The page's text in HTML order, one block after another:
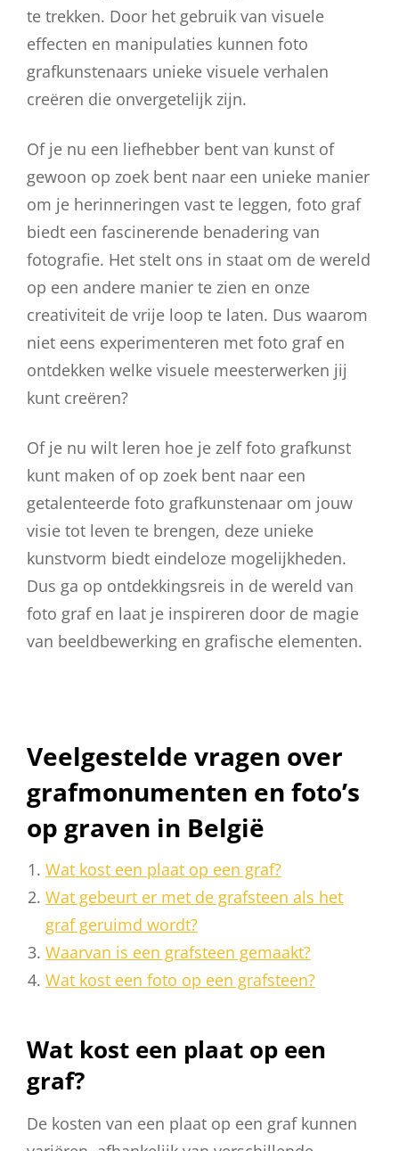
te trekken. Door het gebruik van visuele
effecten en manipulaties kunnen foto
grafkunstenaars unieke visuele verhalen
creëren die onvergetelijk zijn.
Of je nu een liefhebber bent van kunst of
gewoon op zoek bent naar een unieke manier
om je herinneringen vast te leggen, foto graf
biedt een fascinerende benadering van
fotografie. Het stelt ons in staat om de wereld
op een andere manier te zien en onze
creativiteit de vrije loop te laten. Dus waarom
niet eens experimenteren met foto graf en
ontdekken welke visuele meesterwerken jij
kunt creëren?
Of je nu wilt leren hoe je zelf foto grafkunst
kunt maken of op zoek bent naar een
getalenteerde foto grafkunstenaar om jouw
visie tot leven te brengen, deze unieke
kunstvorm biedt eindeloze mogelijkheden.
Dus ga op ontdekkingsreis in de wereld van
foto graf en laat je inspireren door de magie
van beeldbewerking en grafische elementen.
Veelgestelde vragen over
grafmonumenten en foto’s
op graven in België
Wat kost een plaat op een graf?
Wat gebeurt er met de grafsteen als het
graf geruimd wordt?
Waarvan is een grafsteen gemaakt?
Wat kost een foto op een grafsteen?
Wat kost een plaat op een
graf?
De kosten van een plaat op een graf kunnen